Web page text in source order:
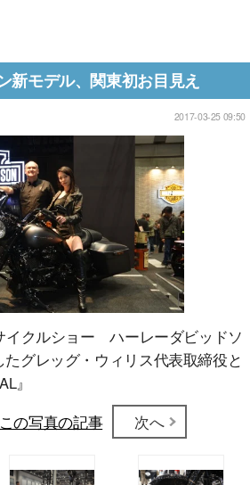
新モデル、関東初お目見え
2017-03-25 09:50
イクルショー ハーレーダビッドソ
グレッグ・ウィリス代表取締役と
』
この写真の記事 次へ